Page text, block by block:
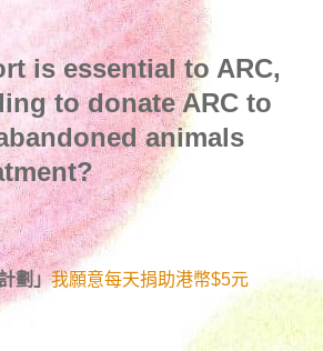
is essential to ARC,
to donate ARC to
animals
劃」我願意每天捐助港幣$5元